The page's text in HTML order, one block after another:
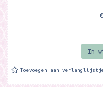
In
Toevoegen aan